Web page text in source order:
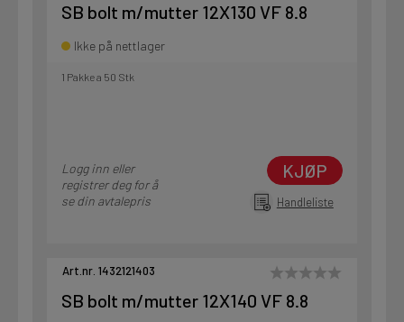
SB bolt m/mutter 12X130 VF 8.8
Ikke på nettlager
1 Pakke a 50 Stk
Logg inn eller
registrer deg for å
se din avtalepris
KJØP
Handleliste
Art.nr. 1432121403
SB bolt m/mutter 12X140 VF 8.8